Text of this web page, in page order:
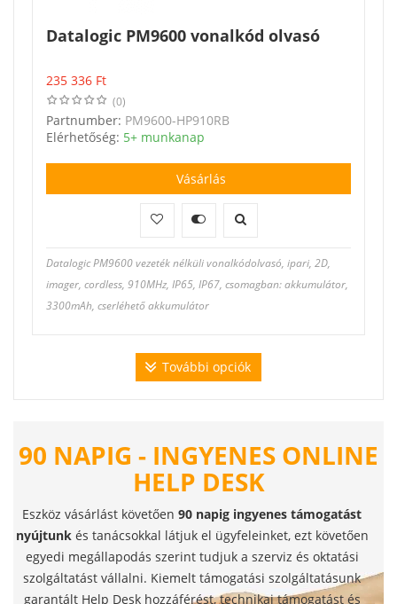
Datalogic PM9600 vonalkód olvasó
235 336 Ft
(0)
Partnumber: PM9600-HP910RB
Elérhetőség: 5+ munkanap
Vásárlás
Datalogic PM9600 vezeték nélküli vonalkódolvasó, ipari, 2D,
imager, cordless, 910MHz, IP65, IP67, csomagban: akkumulátor,
3300mAh, cserléhető akkumulátor
További opciók
90 NAPIG - INGYENES ONLINE
HELP DESK
Eszköz vásárlást követően 90 napig ingyenes támogatást
nyújtunkés tanácsokkal látjuk el ügyfeleinket, ezt követően
egyedi megállapodás szerint tudjuk a szerviz és oktatási
szolgáltatást vállalni. Kiemelt támogatási szolgáltatásunk
garantált Help Desk hozzáférést, technikai támogatást és